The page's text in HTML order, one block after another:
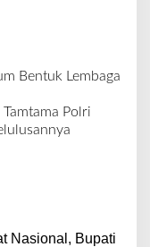
Bentuk Lembaga
Polri
Nasional, Bupati